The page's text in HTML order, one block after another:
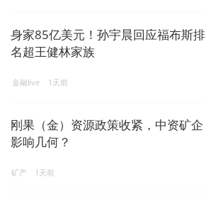
身家85亿美元！孙宇晨回应福布斯排
名超王健林家族
金融live 1天前
刚果（金）资源政策收紧，中资矿企
影响几何？
矿产 1天前